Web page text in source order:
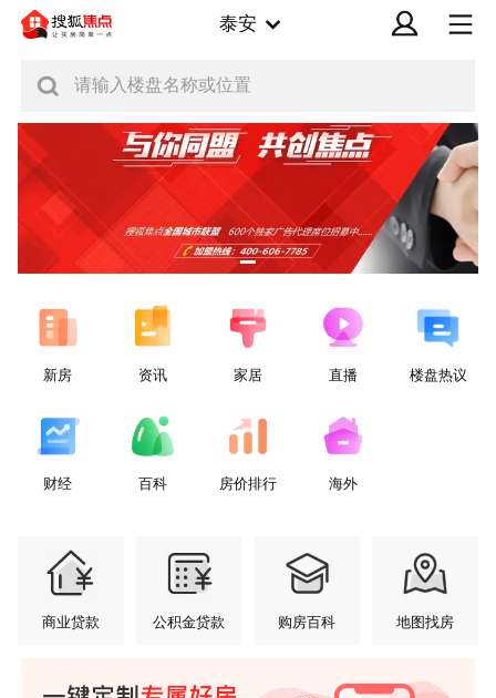
泰安
请输入楼盘名称或位置
新房 资讯 家居 直播 楼盘热议
财经 百科 房价排行 海外
商业贷款 公积金贷款 购房百科 地图找房